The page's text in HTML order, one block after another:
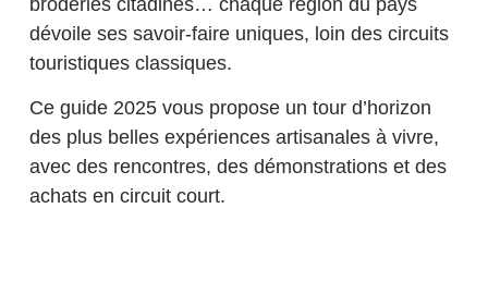
dévoile ses savoir-faire uniques, loin des circuits
touristiques classiques.
Ce guide 2025 vous propose un tour d’horizon
des plus belles expériences artisanales à vivre,
avec des rencontres, des démonstrations et des
achats en circuit court.